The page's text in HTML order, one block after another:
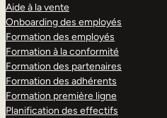
Aide à la vente
Onboarding des employés
Formation des employés
Formation à la conformité
Formation des partenaires
Formation des adhérents
Formation première ligne
Planification des effectifs